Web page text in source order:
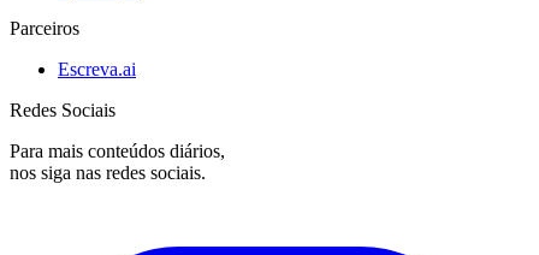
Parceiros
Escreva.ai
Redes Sociais
Para mais conteúdos diários,
nos siga nas redes sociais.